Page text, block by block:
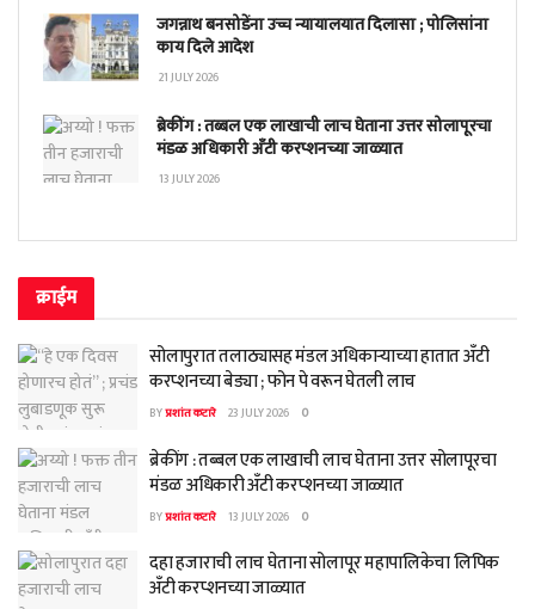
जगन्नाथ बनसोडेंना उच्च न्यायालयात दिलासा ; पोलिसांना
काय दिले आदेश
21 JULY 2026
ब्रेकींग : तब्बल एक लाखाची लाच घेताना उत्तर सोलापूरचा
मंडळ अधिकारी अँटी करप्शनच्या जाळ्यात
13 JULY 2026
क्राईम
सोलापुरात तलाठ्यासह मंडल अधिकाऱ्याच्या हातात अँटी
करप्शनच्या बेड्या ; फोन पे वरून घेतली लाच
BYप्रशांत कटारे 23 JULY 2026 0
ब्रेकींग : तब्बल एक लाखाची लाच घेताना उत्तर सोलापूरचा
मंडळ अधिकारी अँटी करप्शनच्या जाळ्यात
BYप्रशांत कटारे 13 JULY 2026 0
दहा हजाराची लाच घेताना सोलापूर महापालिकेचा लिपिक
अँटी करप्शनच्या जाळ्यात